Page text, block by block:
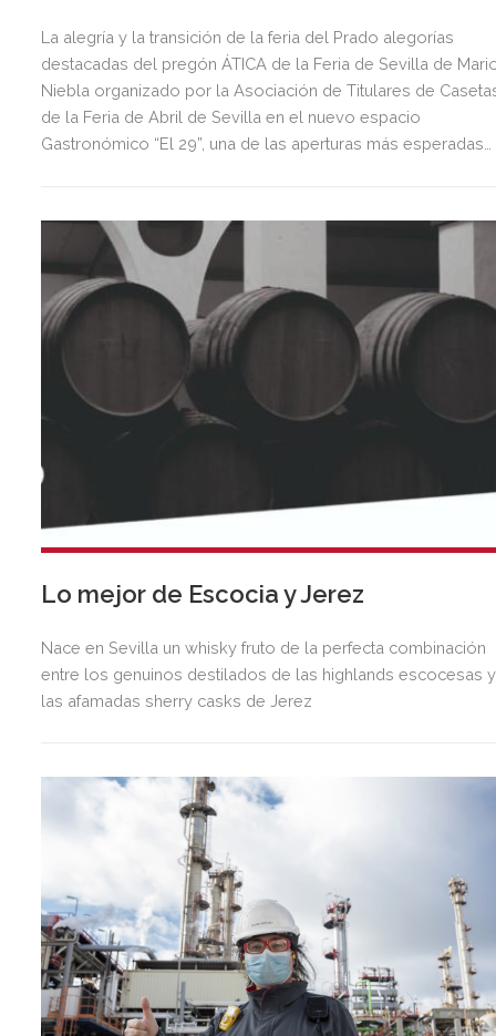
La alegría y la transición de la feria del Prado alegorías
destacadas del pregón ÁTICA de la Feria de Sevilla de
Niebla organizado por la Asociación de Titulares de
de la Feria de Abril de Sevilla en el nuevo espacio
Gastronómico “El 29”, una de las aperturas más esperadas
Lo mejor de Escocia y Jerez
Nace en Sevilla un whisky fruto de la perfecta combinación
entre los genuinos destilados de las highlands escocesas y
las afamadas sherry casks de Jerez